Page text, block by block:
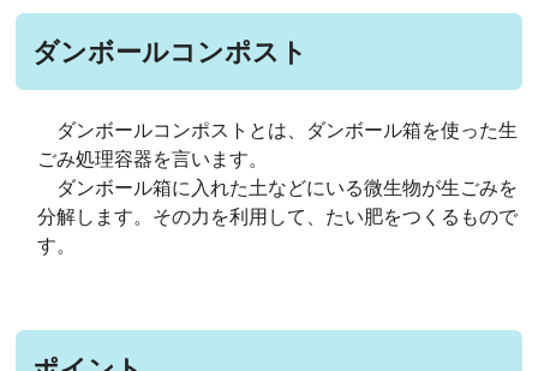
ダンボールコンポスト
ダンボールコンポストとは、ダンボール箱を使った生
ごみ処理容器を言います。
ダンボール箱に入れた土などにいる微生物が生ごみを
分解します。その力を利用して、たい肥をつくるもので
す。